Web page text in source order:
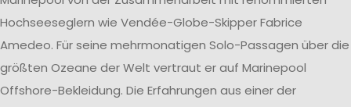
Hochseeseglern wie Vendée-Globe-Skipper Fabrice
Amedeo. Für seine mehrmonatigen Solo-Passagen über die
größten Ozeane der Welt vertraut er auf Marinepool
Offshore-Bekleidung. Die Erfahrungen aus einer der